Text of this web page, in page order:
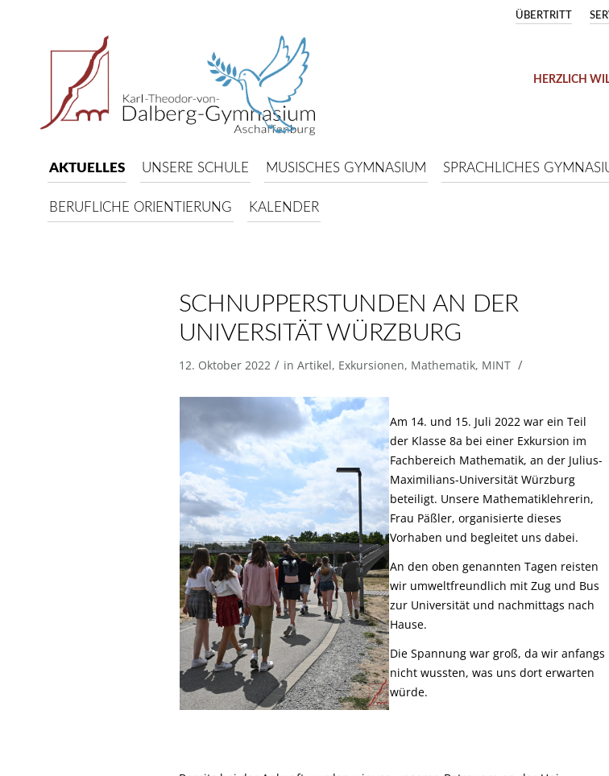
ÜBERTRITT
HERZLICH
AKTUELLES UNSERE SCHULE MUSISCHES GYMNASIUM SPRACHLICHES
BERUFLICHE ORIENTIERUNG KALENDER
SCHNUPPERSTUNDEN AN DER
UNIVERSITÄT WÜRZBURG
12. Oktober 2022 / in Artikel, Exkursionen, Mathematik, MINT /
Am 14. und 15. Juli 2022 war ein Teil
der Klasse 8a bei einer Exkursion im
Fachbereich Mathematik, an der Julius-
Maximilians-Universität Würzburg
beteiligt. Unsere Mathematiklehrerin,
Frau Päßler, organisierte dieses
Vorhaben und begleitet uns dabei.
An den oben genannten Tagen reisten
wir umweltfreundlich mit Zug und Bus
zur Universität und nachmittags nach
Hause.
Die Spannung war groß, da wir anfangs
nicht wussten, was uns dort erwarten
würde.